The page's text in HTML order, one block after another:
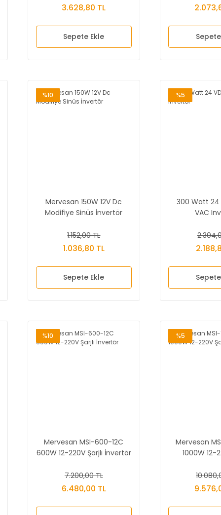
3.628,80 TL
Sepete Ekle
%10
Mervesan 150W 12V Dc
Modifiye Sinüs İnvertör
1.152,00 TL
1.036,80 TL
Sepete Ekle
%5
300 Watt 24
VAC
%10
Mervesan MSI-600-12C
600W 12-220V Şarjlı İnvertör
7.200,00 TL
6.480,00 TL
%5
Mervesan
1000W 12-